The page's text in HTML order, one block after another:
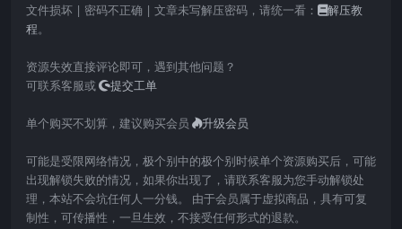
文件损坏 | 密码不正确 | 文章未写解压密码，请统一看：
解压教
程。
资源失效直接评论即可，遇到其他问题？
可联系客服或
提交工单
单个购买不划算，建议购买会员 升级会员
可能是受限网络情况，极个别中的极个别时候单个资源购买后，可能
出现解锁失败的情况，如果你出现了，请联系客服为您手动解锁处
理，本站不会坑任何人一分钱。 由于会员属于虚拟商品，具有可复
制性，可传播性，一旦生效，不接受任何形式的退款。